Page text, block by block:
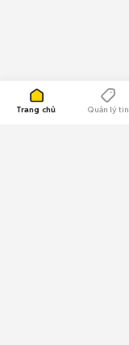
Trang chủ Quản lý tin